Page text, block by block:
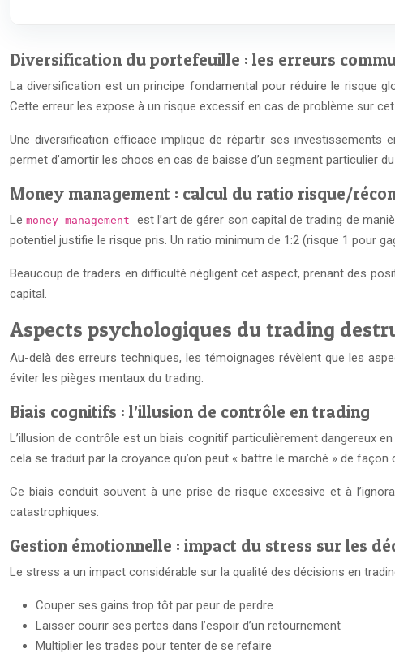
Diversification du portefeuille : les erreurs
La diversification est un principe fondamental pour réduire le risque
Cette erreur les expose à un risque excessif en cas de problème sur
Une diversification efficace implique de répartir ses investissements
permet d’amortir les chocs en cas de baisse d’un segment particulier
Money management : calcul du ratio risque/
Lemoney management est l’art de gérer son capital de trading de
potentiel justifie le risque pris. Un ratio minimum de 1:2 (risque 1 pour
Beaucoup de traders en difficulté négligent cet aspect, prenant des
capital.
Aspects psychologiques du trading
Au-delà des erreurs techniques, les témoignages révèlent que les
éviter les pièges mentaux du trading.
Biais cognitifs : l’illusion de contrôle en trading
L’illusion de contrôle est un biais cognitif particulièrement dangereux
cela se traduit par la croyance qu’on peut « battre le marché » de
Ce biais conduit souvent à une prise de risque excessive et à
catastrophiques.
Gestion émotionnelle : impact du stress sur les
Le stress a un impact considérable sur la qualité des décisions en
Couper ses gains trop tôt par peur de perdre
Laisser courir ses pertes dans l’espoir d’un retournement
Multiplier les trades pour tenter de se refaire